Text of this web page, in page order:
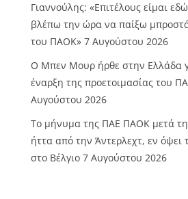
Γιαννούλης: «Επιτέλους είμαι
βλέπω την ώρα να παίξω
του ΠΑΟΚ» 7 Αυγούστου 2026
O Mπεν Μουρ ήρθε στην Ελλάδα
έναρξη της προετοιμασίας του
Αυγούστου 2026
Το μήνυμα της ΠΑΕ ΠΑΟΚ μετά τη
ήττα από την Άντερλεχτ, εν όψει
στο Βέλγιο 7 Αυγούστου 2026